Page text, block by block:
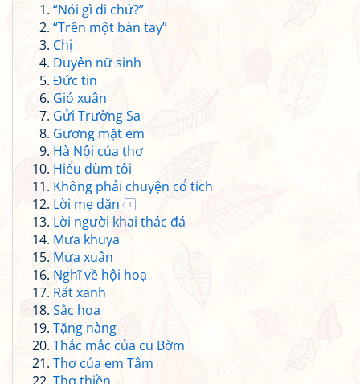
“Nói gì đi chứ?”
“Trên một bàn tay”
Chị
Duyên nữ sinh
Đức tin
Gió xuân
Gửi Trường Sa
Gương mặt em
Hà Nội của thơ
Hiểu dùm tôi
Không phải chuyện cổ tích
Lời mẹ dặn
1
Lời người khai thác đá
Mưa khuya
Mưa xuân
Nghĩ về hội hoạ
Rất xanh
Sắc hoa
Tặng nàng
Thắc mắc của cu Bờm
Thơ của em Tâm